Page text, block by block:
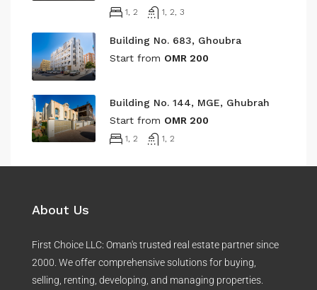
1, 2 1, 2, 3
Building No. 683, Ghoubra
Start from OMR 200
Building No. 144, MGE, Ghubrah
Start from OMR 200
1, 2 1, 2
About Us
First Choice LLC: Oman's trusted real estate partner since
2000. We offer comprehensive solutions for buying,
selling, renting, developing, and managing properties.